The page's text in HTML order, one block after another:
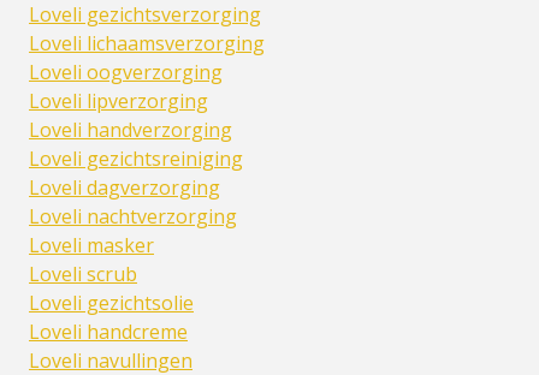
Loveli gezichtsverzorging
Loveli lichaamsverzorging
Loveli oogverzorging
Loveli lipverzorging
Loveli handverzorging
Loveli gezichtsreiniging
Loveli dagverzorging
Loveli nachtverzorging
Loveli masker
Loveli scrub
Loveli gezichtsolie
Loveli handcreme
Loveli navullingen